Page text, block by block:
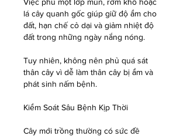
lá cây quanh gốc giúp giữ độ ẩm cho
đất, hạn chế cỏ dại và giảm nhiệt độ
đất trong những ngày nắng nóng.
Tuy nhiên, không nên phủ quá sát
thân cây vì dễ làm thân cây bị ẩm và
phát sinh nấm bệnh.
Kiểm Soát Sâu Bệnh Kịp Thời
Cây mới trồng thường có sức đề